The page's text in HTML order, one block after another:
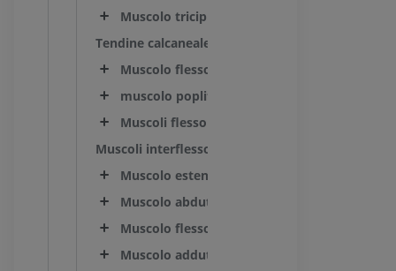
Muscolo tricipite surale
Tendine calcaneale comune
Muscolo flessore superficiale del dito [delle
muscolo popliteo
Muscoli flessori profondi delle dita [del dito]
Muscoli interflessori
Muscolo estensore breve del dito [delle dita]
Muscolo abduttore del I dito [alluce]
Muscolo flessore breve del I dito [alluce]
Muscolo adduttore del I dito [alluce]